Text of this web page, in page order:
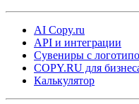
AI Copy.ru
API и интеграции
Сувениры с
COPY.RU для
Калькулятор